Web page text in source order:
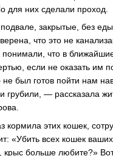
для них сделали проход.
закрытые, без
что это не
что в
если не оказать им
был готов пойти нам
грубили, — рассказала
этих кошек,
«Убить всех кошек
крыс больше любите?»